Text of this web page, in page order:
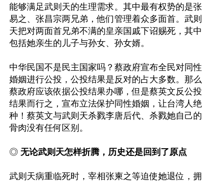
能够满足武则天的生理需求。其中最有权势的是张
易之、张昌宗两兄弟，他们管理着众多面首。武则
天把对两面首兄弟不满的皇亲国戚下诏赐死，其中
包括她亲生的儿子与孙女、孙女婿。
中华民国不是民主国家吗？蔡政府宣布全民对同性
婚姻进行公投，公投结果是反对的占大多数。那么
蔡政府应该依据公投结果办哪，但是蔡英文反公投
结果而行之，宣布立法保护同性婚姻，让台湾人绝
种！蔡英文与武则天杀戮李唐后代、杀戮她自己的
骨肉没有任何区别。
◎ 无论武则天怎样折腾，历史还是回到了原点
武则天病重临死时，宰相张柬之等迫使她退位，拥